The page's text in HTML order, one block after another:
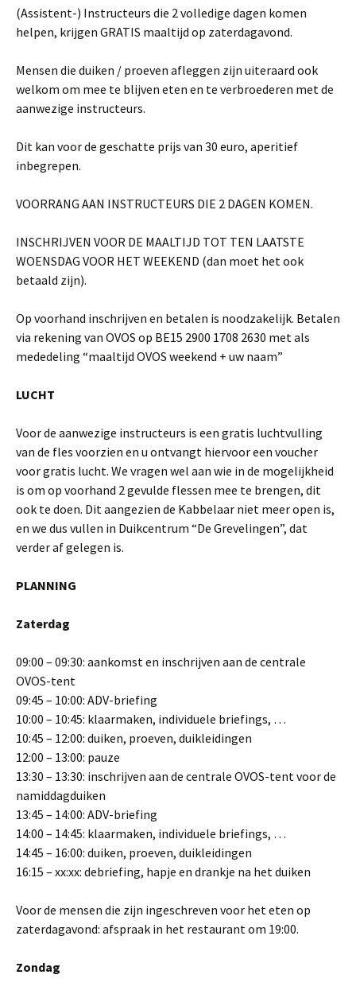
(Assistent-) Instructeurs die 2 volledige dagen komen
helpen, krijgen GRATIS maaltijd op zaterdagavond.
Mensen die duiken / proeven afleggen zijn uiteraard ook
welkom om mee te blijven eten en te verbroederen met de
aanwezige instructeurs.
Dit kan voor de geschatte prijs van 30 euro, aperitief
inbegrepen.
VOORRANG AAN INSTRUCTEURS DIE 2 DAGEN KOMEN.
INSCHRIJVEN VOOR DE MAALTIJD TOT TEN LAATSTE
WOENSDAG VOOR HET WEEKEND (dan moet het ook
betaald zijn).
Op voorhand inschrijven en betalen is noodzakelijk. Betalen
via rekening van OVOS op BE15 2900 1708 2630 met als
mededeling “maaltijd OVOS weekend + uw naam”
LUCHT
Voor de aanwezige instructeurs is een gratis luchtvulling
van de fles voorzien en u ontvangt hiervoor een voucher
voor gratis lucht. We vragen wel aan wie in de mogelijkheid
is om op voorhand 2 gevulde flessen mee te brengen, dit
ook te doen. Dit aangezien de Kabbelaar niet meer open is,
en we dus vullen in Duikcentrum “De Grevelingen”, dat
verder af gelegen is.
PLANNING
Zaterdag
09:00 – 09:30: aankomst en inschrijven aan de centrale
OVOS-tent
09:45 – 10:00: ADV-briefing
10:00 – 10:45: klaarmaken, individuele briefings, …
10:45 – 12:00: duiken, proeven, duikleidingen
12:00 – 13:00: pauze
13:30 – 13:30: inschrijven aan de centrale OVOS-tent voor de
namiddagduiken
13:45 – 14:00: ADV-briefing
14:00 – 14:45: klaarmaken, individuele briefings, …
14:45 – 16:00: duiken, proeven, duikleidingen
16:15 – xx:xx: debriefing, hapje en drankje na het duiken
Voor de mensen die zijn ingeschreven voor het eten op
zaterdagavond: afspraak in het restaurant om 19:00.
Zondag